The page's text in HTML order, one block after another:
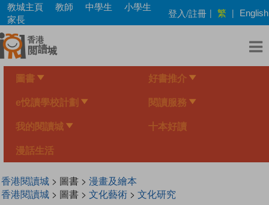
Skip
main
content
教城主頁 教師 中學生
小學生
家長
登入/註冊 | 繁 | English
圖書 好書推介
e悅讀學校計劃 閱讀服務
我的閱讀城 十本好讀
漫話生活
香港閱讀城> 圖書 > 漫畫及繪本
香港閱讀城> 圖書 > 文化藝術> 文化研究